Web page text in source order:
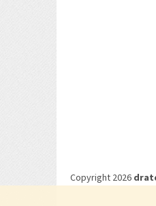
Copyright 2026